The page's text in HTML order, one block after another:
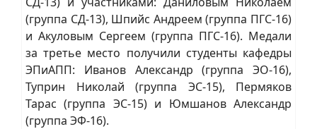
(группа СД-13), Шпийс Андреем (группа ПГС-16)
и Акуловым Сергеем (группа ПГС-16). Медали
за третье место получили студенты кафедры
ЭПиАПП: Иванов Александр (группа ЭО-16),
Туприн Николай (группа ЭС-15), Пермяков
Тарас (группа ЭС-15) и Юмшанов Александр
(группа ЭФ-16).